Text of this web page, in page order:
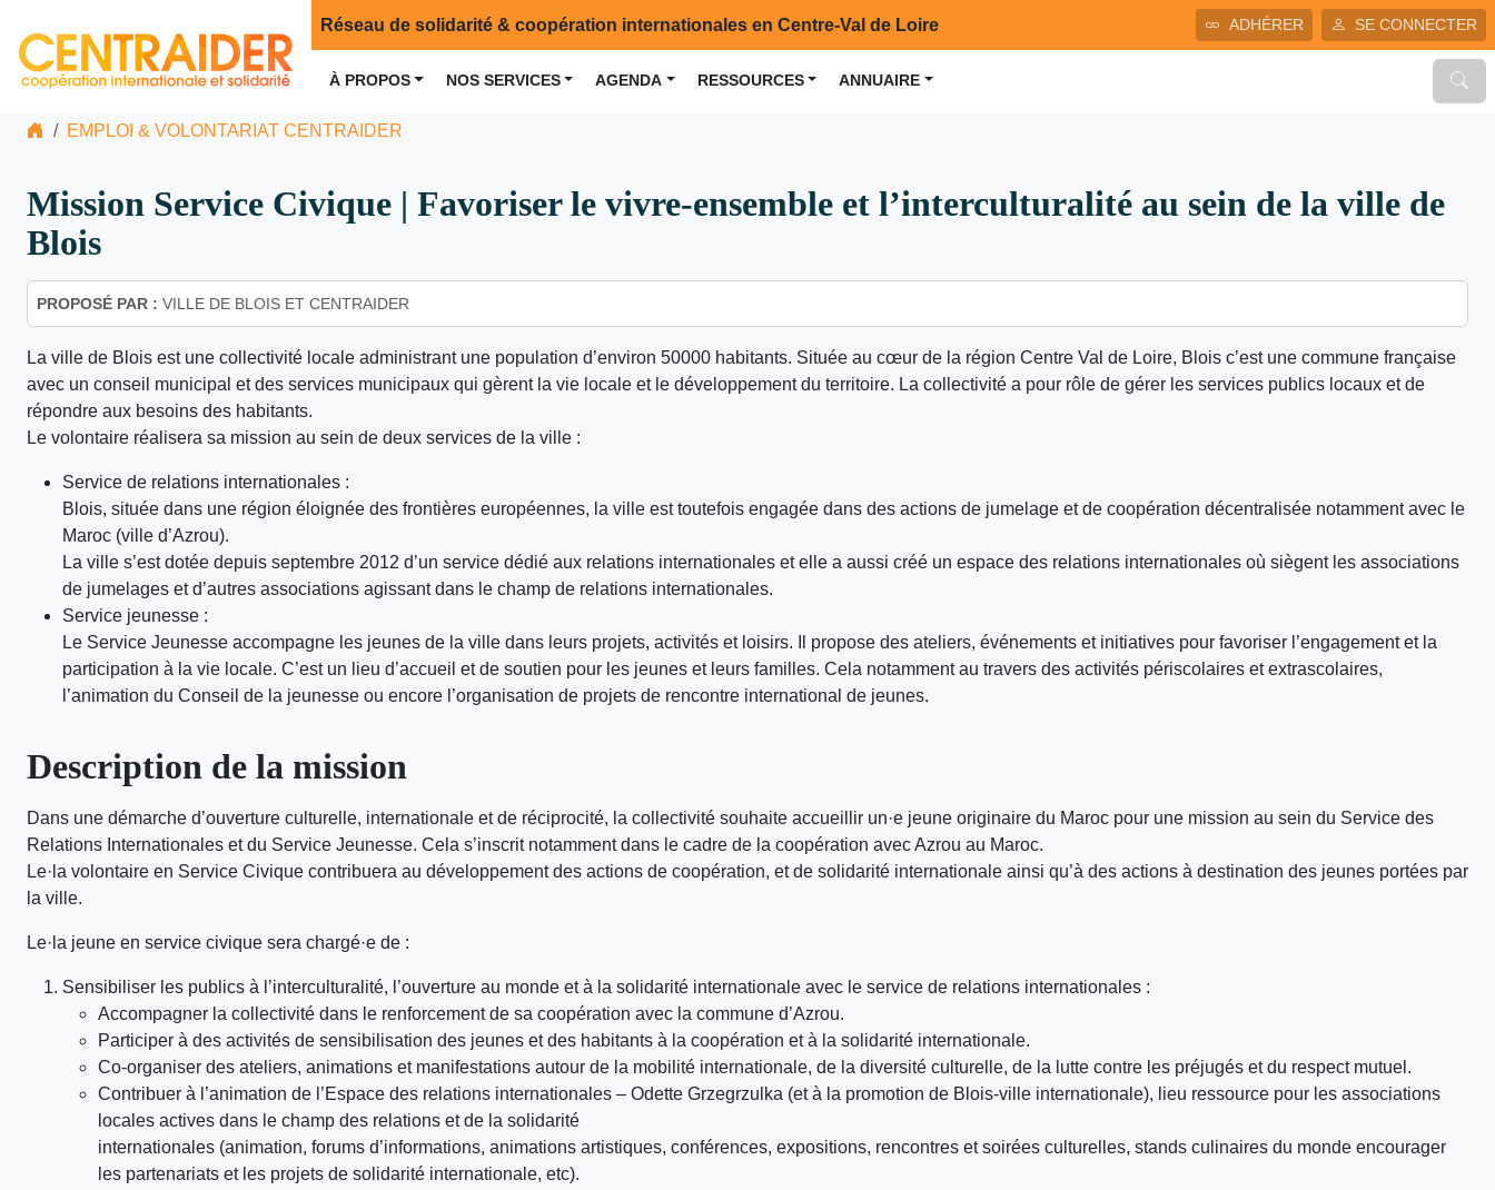
Réseau de solidarité & coopération internationales en Centre-Val de Loire ADHÉRER SE CONNECTER
À PROPOS NOS SERVICES AGENDA RESSOURCES ANNUAIRE
EMPLOI & VOLONTARIAT CENTRAIDER
Mission Service Civique | Favoriser le vivre-ensemble et l’interculturalité au sein de la ville de
Blois
PROPOSÉ PAR : VILLE DE BLOIS ET CENTRAIDER
La ville de Blois est une collectivité locale administrant une population d’environ 50000 habitants. Située au cœur de la région Centre Val de Loire, Blois c’est une commune française
avec un conseil municipal et des services municipaux qui gèrent la vie locale et le développement du territoire. La collectivité a pour rôle de gérer les services publics locaux et de
répondre aux besoins des habitants.
Le volontaire réalisera sa mission au sein de deux services de la ville :
Service de relations internationales :
Blois, située dans une région éloignée des frontières européennes, la ville est toutefois engagée dans des actions de jumelage et de coopération décentralisée notamment avec le
Maroc (ville d’Azrou).
La ville s’est dotée depuis septembre 2012 d’un service dédié aux relations internationales et elle a aussi créé un espace des relations internationales où siègent les associations
de jumelages et d’autres associations agissant dans le champ de relations internationales.
Service jeunesse :
Le Service Jeunesse accompagne les jeunes de la ville dans leurs projets, activités et loisirs. Il propose des ateliers, événements et initiatives pour favoriser l’engagement et la
participation à la vie locale. C’est un lieu d’accueil et de soutien pour les jeunes et leurs familles. Cela notamment au travers des activités périscolaires et extrascolaires,
l’animation du Conseil de la jeunesse ou encore l’organisation de projets de rencontre international de jeunes.
Description de la mission
Dans une démarche d’ouverture culturelle, internationale et de réciprocité, la collectivité souhaite accueillir un·e jeune originaire du Maroc pour une mission au sein du Service des
Relations Internationales et du Service Jeunesse. Cela s’inscrit notamment dans le cadre de la coopération avec Azrou au Maroc.
Le·la volontaire en Service Civique contribuera au développement des actions de coopération, et de solidarité internationale ainsi qu’à des actions à destination des jeunes portées par
la ville.
Le·la jeune en service civique sera chargé·e de :
Sensibiliser les publics à l’interculturalité, l’ouverture au monde et à la solidarité internationale avec le service de relations internationales :
Accompagner la collectivité dans le renforcement de sa coopération avec la commune d’Azrou.
Participer à des activités de sensibilisation des jeunes et des habitants à la coopération et à la solidarité internationale.
Co-organiser des ateliers, animations et manifestations autour de la mobilité internationale, de la diversité culturelle, de la lutte contre les préjugés et du respect mutuel.
Contribuer à l’animation de l’Espace des relations internationales – Odette Grzegrzulka (et à la promotion de Blois-ville internationale), lieu ressource pour les associations
locales actives dans le champ des relations et de la solidarité
internationales (animation, forums d’informations, animations artistiques, conférences, expositions, rencontres et soirées culturelles, stands culinaires du monde encourager
les partenariats et les projets de solidarité internationale, etc).